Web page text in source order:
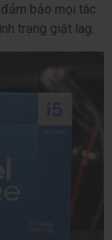
bảo mọi tác
trạng giật lag.